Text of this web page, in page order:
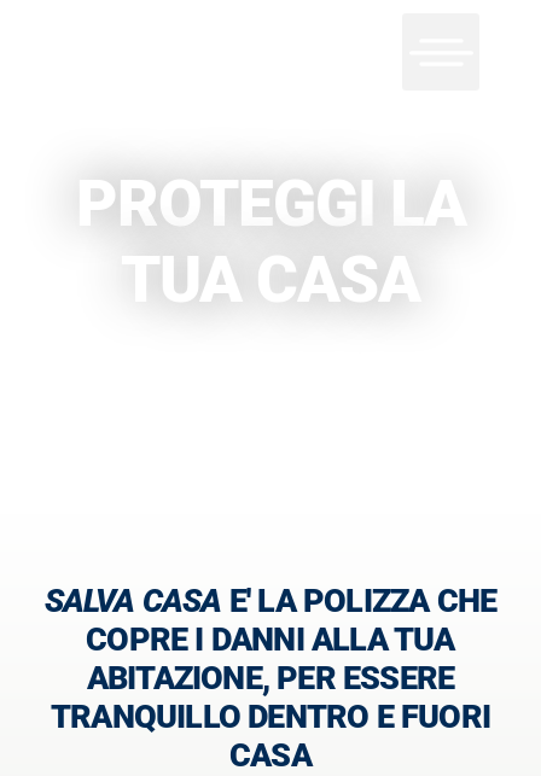
PROTEGGI LA
TUA CASA
SALVA CASA E' LA POLIZZA CHE
COPRE I DANNI ALLA TUA
ABITAZIONE, PER ESSERE
TRANQUILLO DENTRO E FUORI
CASA